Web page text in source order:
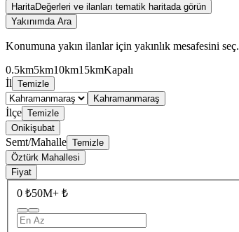
HaritaDeğerleri ve ilanları tematik haritada görün
Yakınımda Ara
Konumuna yakın ilanlar için yakınlık mesafesini seç.
0.5km5km10km15kmKapalı
İl Temizle
Kahramanmaraş
İlçe Temizle
Onikişubat
Semt/Mahalle Temizle
Öztürk Mahallesi
Fiyat
0 ₺50M+ ₺